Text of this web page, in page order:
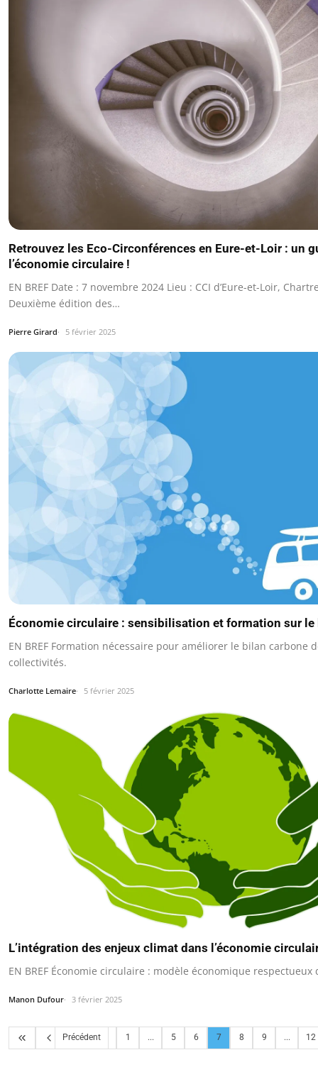
Retrouvez les Eco-Circonférences en Eure-et-Loir : un
l’économie circulaire !
EN BREF Date : 7 novembre 2024 Lieu : CCI d’Eure-et-Loir,
Deuxième édition des…
Pierre Girard 5 février 2025
Économie circulaire : sensibilisation et formation sur le
EN BREF Formation nécessaire pour améliorer le bilan carbone
collectivités.
Charlotte Lemaire 5 février 2025
L’intégration des enjeux climat dans l’économie
EN BREF Économie circulaire : modèle économique respectueux
Manon Dufour 3 février 2025
Précédent 1 ... 5 6 7 8 9 ... 12